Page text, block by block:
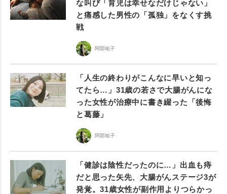
な叫び「育児は幸せなだけじゃない」
と痛感した男性の「孤独」をなくす挑
戦
阿部祐子
「人生の終わりがこんなに早いと知っ
てたら…」31歳の若さで大腸がんにな
った女性が治療中に書き綴った「後悔
と葛藤」
阿部祐子
「健診は陰性だったのに…」出血も痔
だと思った矢先、大腸がんステージ3が
発覚。31歳女性が副作用よりつらかっ